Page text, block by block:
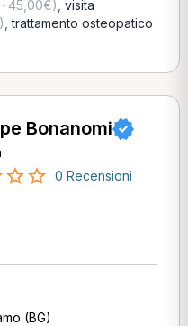
45,00€) visita
,trattamento osteopatico
Bonanomi
0 Recensioni
(BG)